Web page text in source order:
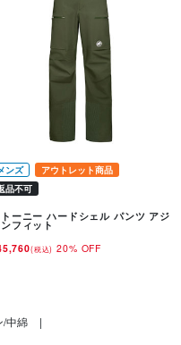
ンズ
アウトレット商品
品不可
ーニー ハードシェル パンツ アジ
フィット
(税込) 20% OFF
/中綿